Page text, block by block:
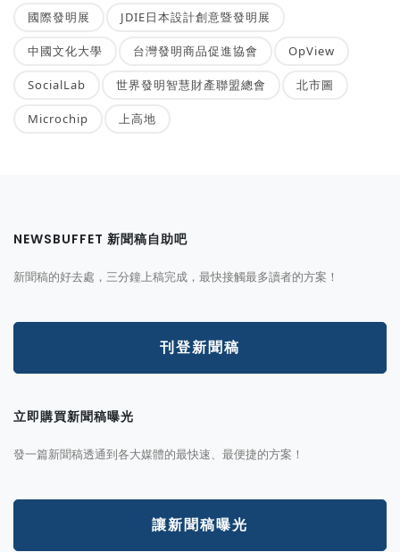
國際發明展 JDIE日本設計創意暨發明展
中國文化大學 台灣發明商品促進協會 OpView
SocialLab 世界發明智慧財產聯盟總會 北市圖
Microchip 上高地
NEWSBUFFET 新聞稿自助吧
新聞稿的好去處，三分鐘上稿完成，最快接觸最多讀者的方案！
刊登新聞稿
立即購買新聞稿曝光
發一篇新聞稿透通到各大媒體的最快速、最便捷的方案！
讓新聞稿曝光